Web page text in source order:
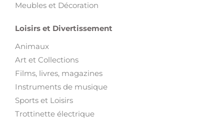
Meubles et Décoration
Loisirs et Divertissement
Animaux
Art et Collections
Films, livres, magazines
Instruments de musique
Sports et Loisirs
Trottinette électrique